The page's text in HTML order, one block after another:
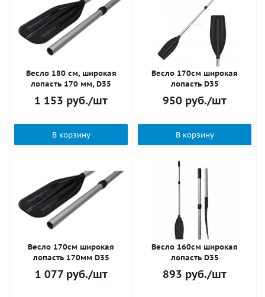
Весло 180 см, широкая
лопасть 170 мм, D35
1 153 руб./шт
В корзину
Весло 170см широкая
лопасть D35
950 руб./шт
В корзину
Весло 170см широкая
лопасть 170мм D35
1 077руб./шт
Весло 160см широкая
лопасть D35
893 руб./шт